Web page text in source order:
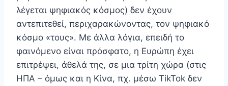
λέγεται ψηφιακός κόσμος) δεν έχουν
αντεπιτεθεί, περιχαρακώνοντας, τον ψηφιακό
κόσμο «τους». Με άλλα λόγια, επειδή το
φαινόμενο είναι πρόσφατο, η Ευρώπη έχει
επιτρέψει, άθελά της, σε μια τρίτη χώρα (στις
ΗΠΑ – όμως και η Κίνα, πχ. μέσω TikTok δεν